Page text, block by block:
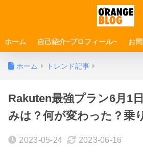
ホーム 自己紹介~プロフィール~ お
ホーム トレンド記事
Rakuten最強プラン6月1
みは？何が変わった？乗
2023-05-24 2023-06-16